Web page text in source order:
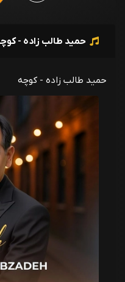
حمید طالب زاده -
حمید طالب زاده - کوچه